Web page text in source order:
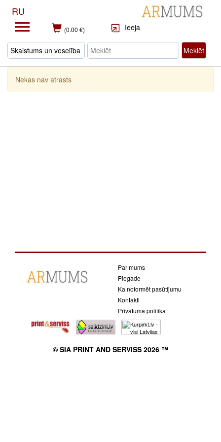
RU
(0.00 €) Ieeja
Meklēt
Nekas nav atrasts
Par mums
Piegade
Ka noformēt pasūtījumu
Kontakti
Privātuma politika
© SIA PRINT AND SERVISS 2026 ™